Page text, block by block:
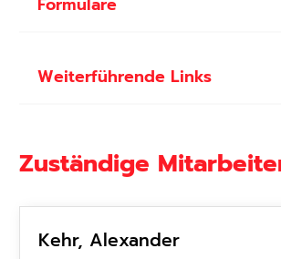
Formulare
Weiterführende Links
Zuständige
Kehr, Alexander